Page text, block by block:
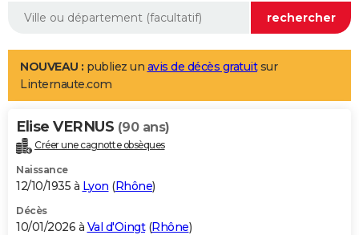
Aménagement intérieur
LIFESTYLE
Art de vivre
Bien-être
Loisirs
Mode
Modes de vie
Alimentation
Guide de la santé
Maladies
Médicaments
Sommeil
VOYAGE
Destinations
City break
Voyage nature
Voyage de noces
Forum
Climat
+PHOTO
GUIDES D'ACHAT
BONS PLANS
NOUVEAU : publiez un avis de décès gratuitsur
Linternaute.com
Elise VERNUS (90 ans)
Créer une cagnotte obsèques
Naissance
12/10/1935 à Lyon (Rhône)
Décès
10/01/2026 à Val d'Oingt(Rhône)